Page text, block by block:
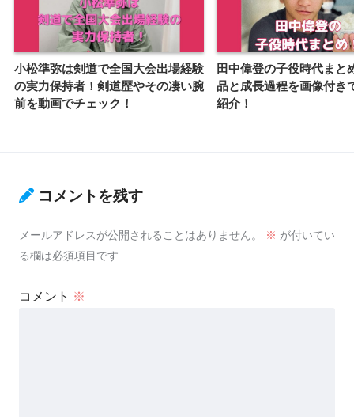
小松準弥は剣道で全国大会出場経験
の実力保持者！剣道歴やその凄い腕
前を動画でチェック！
田中偉登の子役時代まと
品と成長過程を画像付き
紹介！
コメントを残す
メールアドレスが公開されることはありません。 ※ が付いてい
る欄は必須項目です
コメント ※